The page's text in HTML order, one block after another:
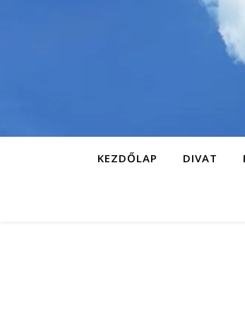
KEZDŐLAP DIVAT